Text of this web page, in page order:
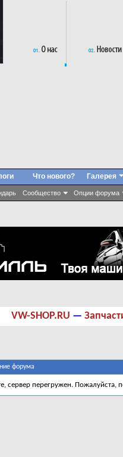
Сообщество Опции форума
Что нового? Галерея
VW-SHOP.RU —
форума
сервер перегружен. Пожалуйста,